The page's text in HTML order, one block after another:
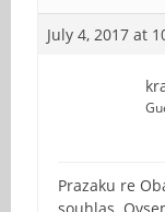
July 4, 2017 at
Prazaku re